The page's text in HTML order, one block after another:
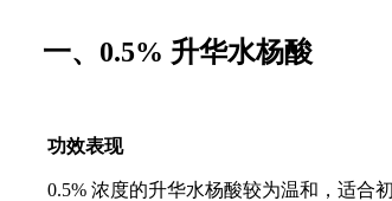
一、 0.5% 升华水杨酸
功效表现
0.5% 浓度的升华水杨酸较为温和，适合